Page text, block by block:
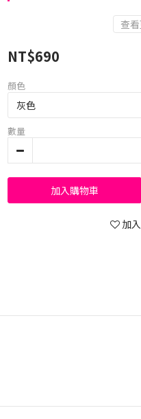
查
NT$690
顏色
數量
加入購物車
加